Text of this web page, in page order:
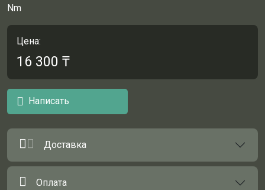
Nm
Цена:
16 300 ₸
Написать
Доставка
Оплата